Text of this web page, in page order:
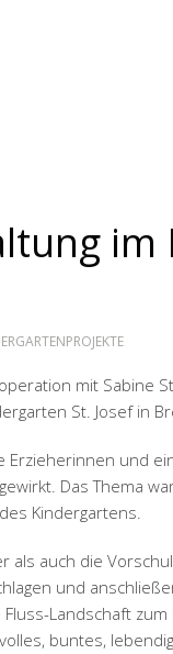
im
mit Sabine
St. Josef in
Erzieherinnen und
Das Thema
Kindergartens.
als auch die
und
Landschaft
buntes,